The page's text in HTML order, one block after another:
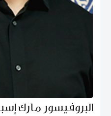
البروفيسور مارك